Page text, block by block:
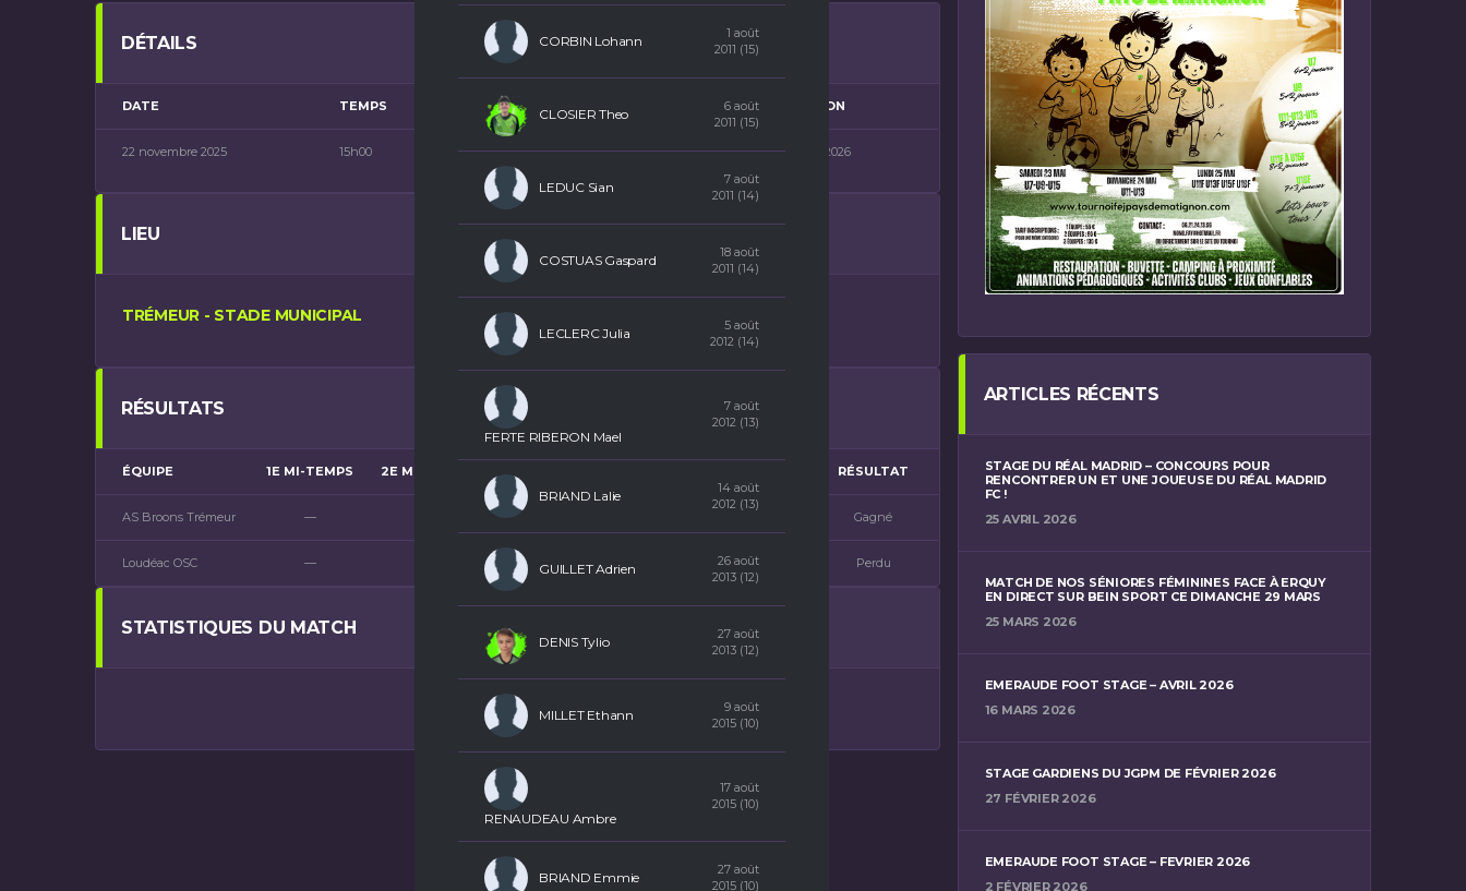
CORBIN Lohann
1 août
2011 (15)
CLOSIER Theo
6 août
2011 (15)
LEDUC Sian
7 août
2011 (14)
COSTUAS Gaspard
18 août
2011 (14)
LECLERC Julia
5 août
2012 (14)
FERTE RIBERON Mael
7 août
2012 (13)
BRIAND Lalie
14 août
2012 (13)
GUILLET Adrien
26 août
2013 (12)
DENIS Tylio
27 août
2013 (12)
MILLET Ethann
9 août
2015 (10)
RENAUDEAU Ambre
17 août
2015 (10)
BRIAND Emmie
27 août
2015 (10)
DÉTAILS
DATE TEMPS CATÉGORIE SAISON
22 novembre 2025 15h00 U15 - Phase 1 - District 2 Poule B 2025-2026
LIEU
TRÉMEUR - STADE MUNICIPAL
RÉSULTATS
ÉQUIPE 1E MI-TEMPS 2E MI-TEMPS RÉSULTAT
AS Broons Trémeur — 4 Gagné
Loudéac OSC — 1 Perdu
STATISTIQUES DU MATCH
ARTICLES RÉCENTS
STAGE DU RÉAL MADRID – CONCOURS POUR
RENCONTRER UN ET UNE JOUEUSE DU RÉAL MADRID
FC !
25 AVRIL 2026
MATCH DE NOS SÉNIORES FÉMININES FACE À ERQUY
EN DIRECT SUR BEIN SPORT CE DIMANCHE 29 MARS
25 MARS 2026
EMERAUDE FOOT STAGE – AVRIL 2026
16 MARS 2026
STAGE GARDIENS DU JGPM DE FÉVRIER 2026
27 FÉVRIER 2026
EMERAUDE FOOT STAGE – FEVRIER 2026
2 FÉVRIER 2026